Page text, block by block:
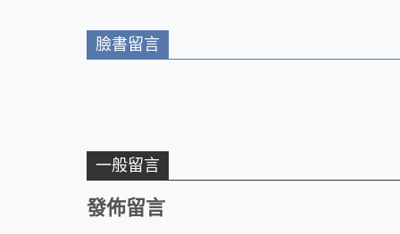
臉書留言
一般留言
發佈留言